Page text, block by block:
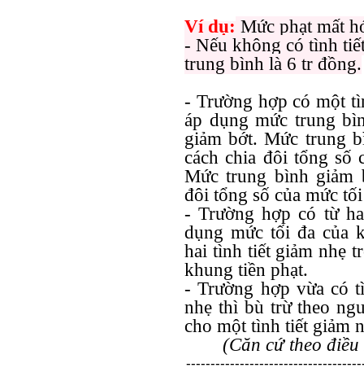
Ví dụ: Mức phạt mất
- Nếu không có tình
trung bình là 6 tr đồng.
- Trường hợp có một
áp dụng mức trung
giảm bớt. Mức trung
cách chia đôi tổng số
Mức trung bình giảm
đôi tổng số của mức
- Trường hợp có từ
dụng mức tối đa của
hai tình tiết giảm nhẹ
khung tiền phạt.
- Trường hợp vừa có
nhẹ thì bù trừ theo
cho một tình tiết giảm
(Căn cứ theo